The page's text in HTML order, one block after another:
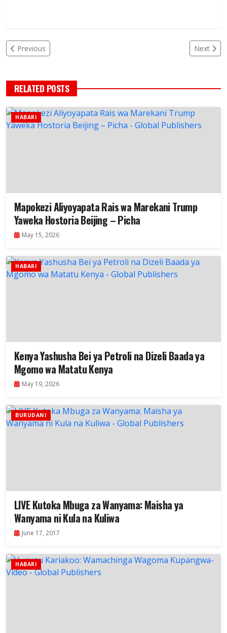
Previous Next
RELATED POSTS
HABARI
Mapokezi Aliyoyapata Rais wa Marekani Trump
Yaweka Hostoria Beijing – Picha
May 15, 2026
HABARI
Kenya Yashusha Bei ya Petroli na Dizeli Baada ya
Mgomo wa Matatu Kenya
May 19, 2026
BURUDANI
LIVE Kutoka Mbuga za Wanyama: Maisha ya
Wanyama ni Kula na Kuliwa
June 17, 2017
HABARI